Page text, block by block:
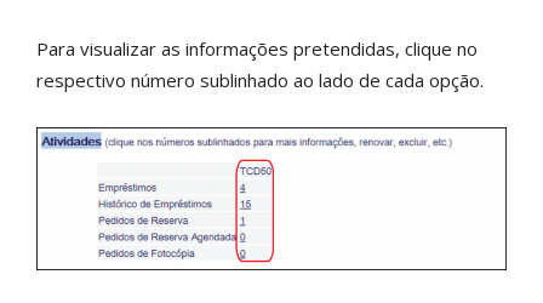
Para visualizar as informações pretendidas, clique no
respectivo número sublinhado ao lado de cada opção.